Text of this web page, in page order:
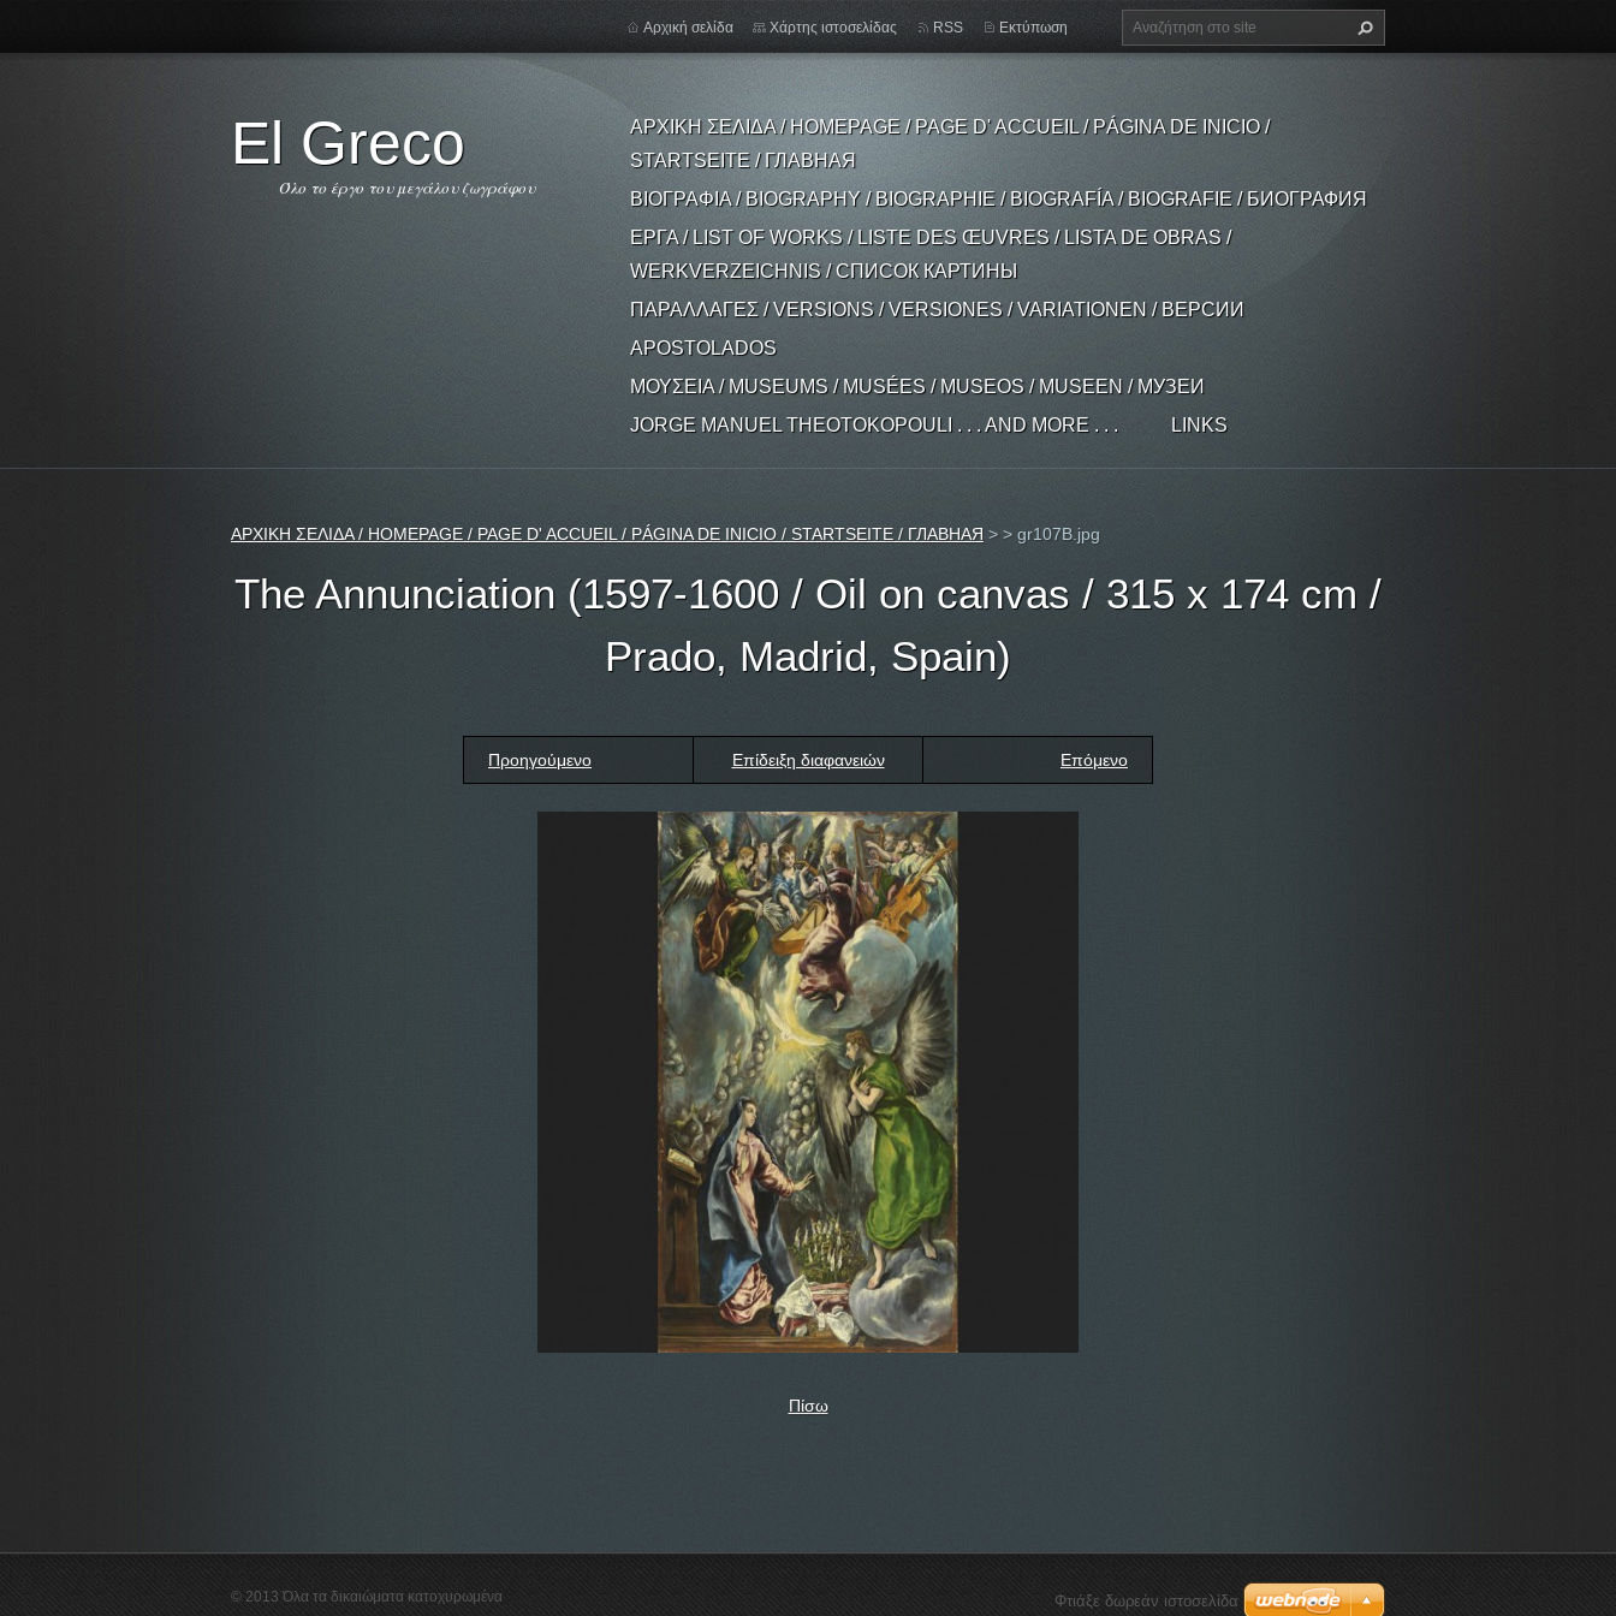
El Greco
Όλο το έργο του μεγάλου ζωγράφου
ΑΡΧΙΚΗ ΣΕΛΙΔΑ / HOMEPAGE / PAGE D' ACCUEIL / PÁGINA DE INICIO /
STARTSEITE / ГЛАВНАЯ
ΒΙΟΓΡΑΦΙΑ / BIOGRAPHY / BIOGRAPHIE / BIOGRAFÍA / BIOGRAFIE / БИОГРАФИЯ
ΕΡΓΑ / LIST OF WORKS / LISTE DES ŒUVRES / LISTA DE OBRAS /
WERKVERZEICHNIS / СПИСОК КАРТИНЫ
ΠΑΡΑΛΛΑΓΕΣ / VERSIONS / VERSIONES / VARIATIONEN / ВЕРСИИ
APOSTOLADOS
ΜΟΥΣΕΙΑ / MUSEUMS / MUSÉES / MUSEOS / MUSEEN / МУЗЕИ
JORGE MANUEL THEOTOKOPOULI . . . AND MORE . . .
LINKS
Αρχική σελίδα Χάρτης ιστοσελίδας RSS Εκτύπωση
ΑΡΧΙΚΗ ΣΕΛΙΔΑ / HOMEPAGE / PAGE D' ACCUEIL / PÁGINA DE INICIO / STARTSEITE / ГЛАВНАЯ > > gr107B.jpg
The Annunciation (1597-1600 / Oil on canvas / 315 x 174 cm /
Prado, Madrid, Spain)
Προηγούμενο Επίδειξη διαφανειών Επόμενο
Πίσω
© 2013 Όλα τα δικαιώματα κατοχυρωμένα Φτιάξε δωρεάν ιστοσελίδα